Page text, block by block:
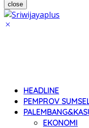
close
HEADLINE
PEMPROV
EKONOMI